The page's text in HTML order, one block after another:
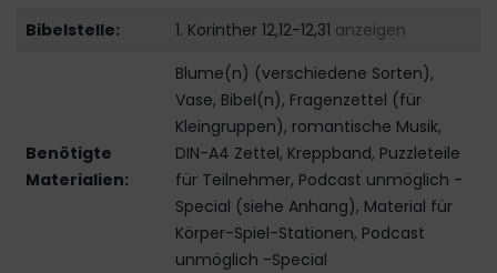
Bibelstelle:
1. Korinther 12,12-12,31 anzeigen
Benötigte
Materialien:
Blume(n) (verschiedene Sorten),
Vase, Bibel(n), Fragenzettel (für
Kleingruppen), romantische Musik,
DIN-A4 Zettel, Kreppband, Puzzleteile
für Teilnehmer, Podcast unmöglich -
Special (siehe Anhang), Material für
Körper-Spiel-Stationen, Podcast
unmöglich -Special